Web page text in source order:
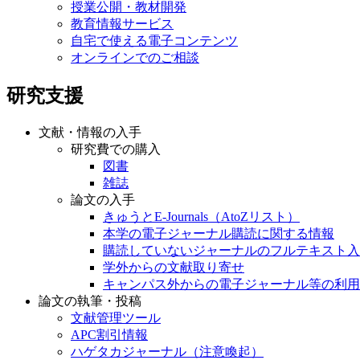
授業公開・教材開発
教育情報サービス
自宅で使える電子コンテンツ
オンラインでのご相談
研究支援
文献・情報の入手
研究費での購入
図書
雑誌
論文の入手
きゅうとE-Journals（AtoZリスト）
本学の電子ジャーナル購読に関する情報
購読していないジャーナルのフルテキスト
学外からの文献取り寄せ
キャンパス外からの電子ジャーナル等の利用
論文の執筆・投稿
文献管理ツール
APC割引情報
ハゲタカジャーナル（注意喚起）